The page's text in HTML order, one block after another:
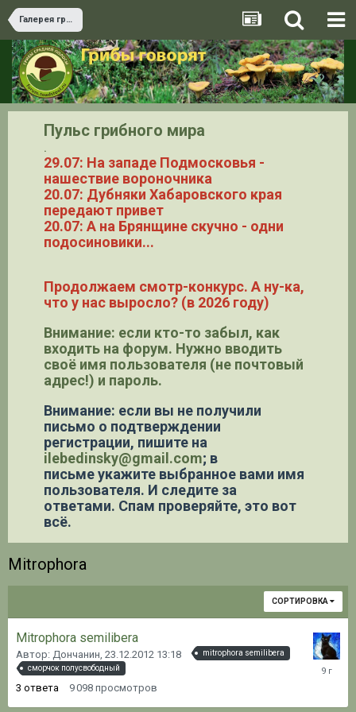
Галерея грибов
Пульс грибного мира
.
29.07: На западе Подмосковья -
нашествие вороночника
20.07: Дубняки Хабаровского края
передают привет
20.07: А на Брянщине скучно - одни
подосиновики...
Продолжаем смотр-конкурс. А ну-ка,
что у нас выросло? (в 2026 году)
Внимание: если кто-то забыл, как
входить на форум. Нужно вводить
своё имя пользователя (не почтовый
адрес!) и пароль.
Внимание: если вы не получили
письмо о подтверждении
регистрации, пишите на
ilebedinsky@gmail.com; в
письме укажите выбранное вами имя
пользователя. И следите за
ответами. Спам проверяйте, это вот
всё.
Mitrophora
СОРТИРОВКА
Mitrophora semilibera
Автор: Дончанин, 23.12.2012 13:18
mitrophora semilibera
сморчок полусвободный
3 ответа 9 098 просмотров